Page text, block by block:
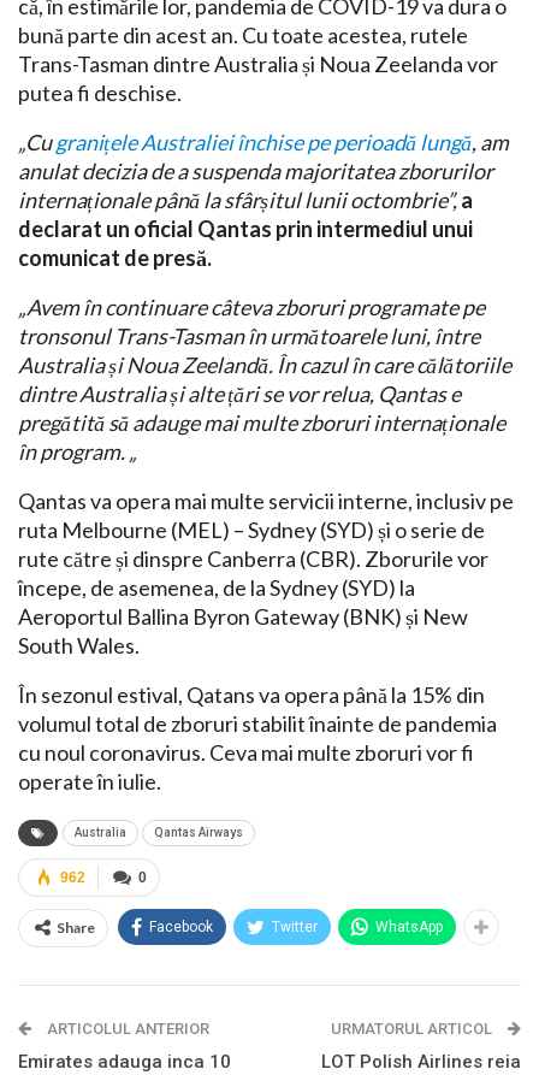
că, în estimările lor, pandemia de COVID-19 va dura o
bună parte din acest an. Cu toate acestea, rutele
Trans-Tasman dintre Australia și Noua Zeelanda vor
putea fi deschise.
„Cugranițele Australiei închise pe perioadă lungă, am
anulat decizia de a suspenda majoritatea zborurilor
internaționale până la sfârșitul lunii octombrie”,a
declarat un oficial Qantas prin intermediul unui
comunicat de presă.
„Avem în continuare câteva zboruri programate pe
tronsonul Trans-Tasman în următoarele luni, între
Australia și Noua Zeelandă. În cazul în care călătoriile
dintre Australia și alte țări se vor relua, Qantas e
pregătită să adauge mai multe zboruri internaționale
în program. „
Qantas va opera mai multe servicii interne, inclusiv pe
ruta Melbourne (MEL) – Sydney (SYD) și o serie de
rute către și dinspre Canberra (CBR). Zborurile vor
începe, de asemenea, de la Sydney (SYD) la
Aeroportul Ballina Byron Gateway (BNK) și New
South Wales.
În sezonul estival, Qatans va opera până la 15% din
volumul total de zboruri stabilit înainte de pandemia
cu noul coronavirus. Ceva mai multe zboruri vor fi
operate în iulie.
Australia Qantas Airways
0
962
Share Facebook Twitter WhatsApp
ARTICOLUL ANTERIOR
Emirates adauga inca 10
URMATORUL ARTICOL
LOT Polish Airlines reia